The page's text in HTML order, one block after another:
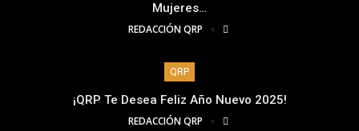
Mujeres…
REDACCIÓN QRP
QRP
¡QRP Te Desea Feliz Año Nuevo 2025!
REDACCIÓN QRP